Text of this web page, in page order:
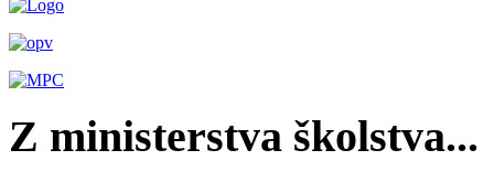
Z ministerstva školstva...